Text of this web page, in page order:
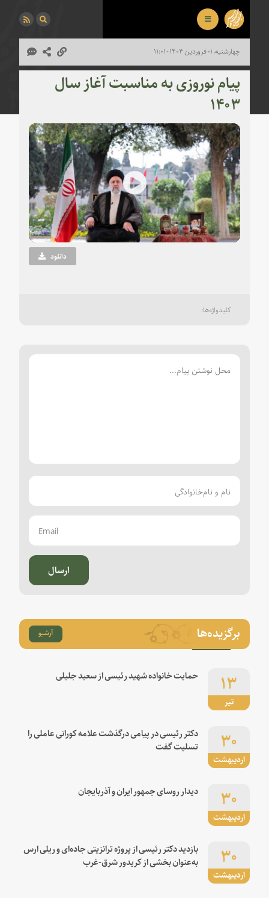
چهارشنبه، ۰۱ فروردین ۱۴۰۳ - ۱۱:۰۱
پیام نوروزی به مناسبت آغاز سال
۱۴۰۳
Play
Video دانلود
ارسال
برگزیده‌ها آرشیو
تیر
۱۳ حمایت خانواده شهید رئیسی از سعید جلیلی
اردیبهشت
۳۰
دکتر رئیسی در پیامی درگذشت علامه کورانی عاملی را
تسلیت گفت
اردیبهشت
۳۰ دیدار روسای جمهور ایران و آذربایجان
اردیبهشت
۳۰
بازدید دکتر رئیسی از پروژه ترانزیتی جاده‌ای و ریلی ارس
به‌عنوان بخشی از کریدور شرق-غرب